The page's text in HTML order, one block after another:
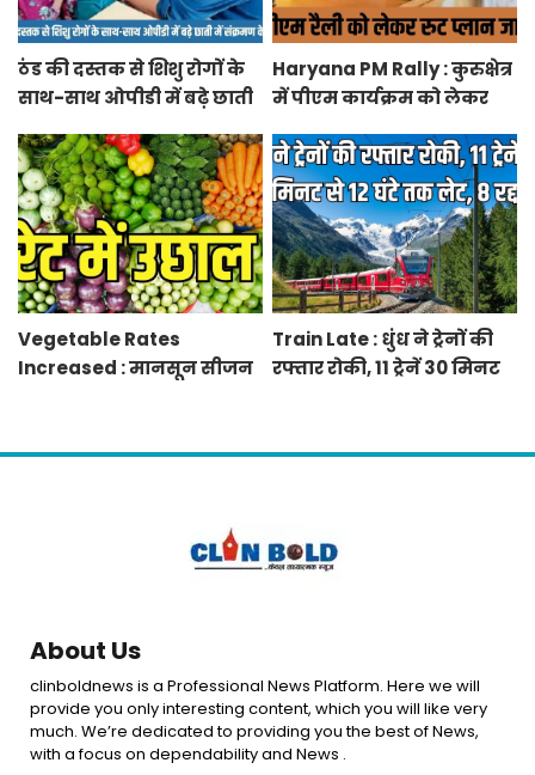
ठंड की दस्तक से शिशु रोगों के
साथ-साथ ओपीडी में बढ़े छाती
Haryana PM Rally : कुरुक्षेत्र
में पीएम कार्यक्रम को लेकर
Vegetable Rates
Increased : मानसून सीजन
Train Late : धुंध ने ट्रेनों की
रफ्तार रोकी, 11 ट्रेनें 30 मिनट
About Us
clinboldnews is a Professional News Platform. Here we will
provide you only interesting content, which you will like very
much. We’re dedicated to providing you the best of News,
with a focus on dependability and News .